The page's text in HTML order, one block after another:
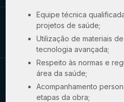
Equipe técnica qualificada e especializada em
projetos de saúde;
Utilização de materiais de alta qualidade e
tecnologia avançada;
Respeito às normas e regulamentos vigentes na
área da saúde;
Acompanhamento personalizado em todas as
etapas da obra;